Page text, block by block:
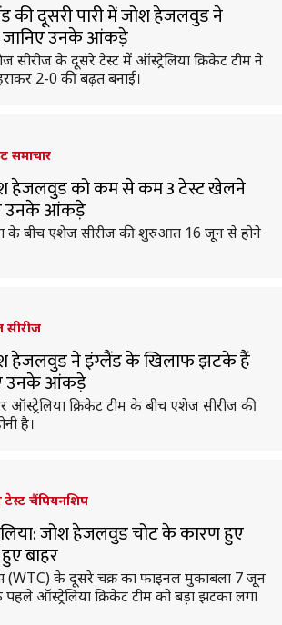
की दूसरी पारी में जोश हेजलवुड ने
जानिए उनके आंकड़े
सीरीज के दूसरे टेस्ट में ऑस्ट्रेलिया क्रिकेट टीम ने
2-0 की बढ़त बनाई।
समाचार
हेजलवुड को कम से कम 3 टेस्ट खेलने
उनके आंकड़े
के बीच एशेज सीरीज की शुरुआत 16 जून से होने
हेजलवुड ने इंग्लैंड के खिलाफ झटके हैं
उनके आंकड़े
ऑस्ट्रेलिया क्रिकेट टीम के बीच एशेज सीरीज की
है।
टेस्ट चैंपियनशिप
जोश हेजलवुड चोट के कारण हुए
बाहर
(WTC) के दूसरे चक्र का फाइनल मुकाबला 7 जून
ऑस्ट्रेलिया क्रिकेट टीम को बड़ा झटका लगा